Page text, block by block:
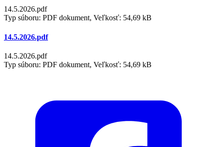
14.5.2026.pdf
Typ súboru: PDF dokument, Veľkosť: 54,69 kB
14.5.2026.pdf
14.5.2026.pdf
Typ súboru: PDF dokument, Veľkosť: 54,69 kB